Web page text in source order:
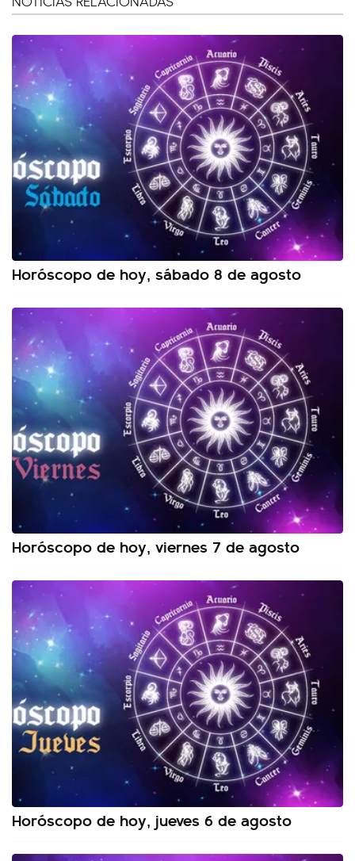
Horóscopo de hoy, sábado 8 de agosto
Horóscopo de hoy, viernes 7 de agosto
Horóscopo de hoy, jueves 6 de agosto